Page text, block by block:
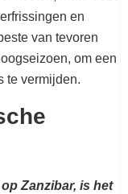
en
van tevoren
om een
te vermijden.
Zanzibar, is het